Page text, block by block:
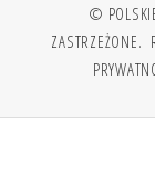
©
ZASTRZEŻONE.